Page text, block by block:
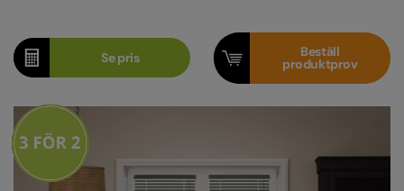
Sepris Beställ
produktprov